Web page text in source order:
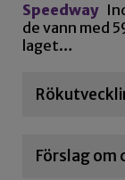
Speedway
de vann med
laget…
Förslag om